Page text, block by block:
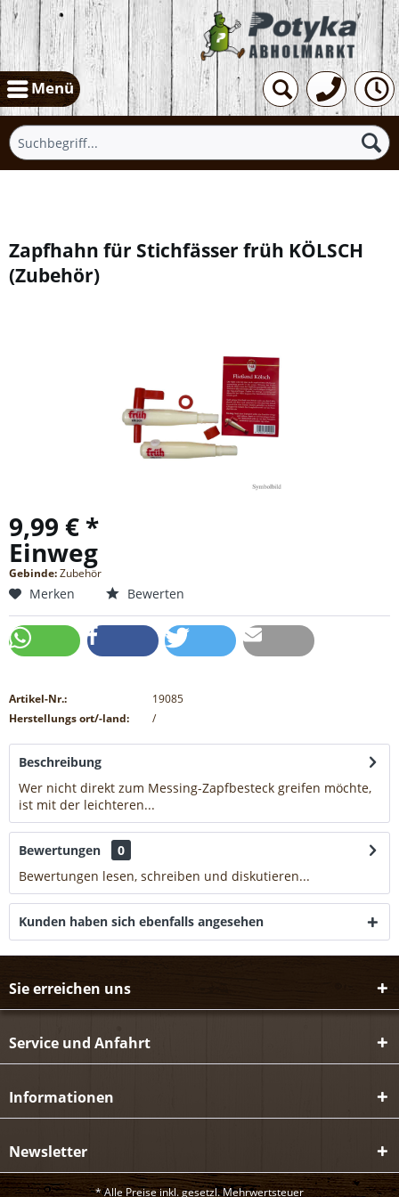
Menü
Zapfhahn für Stichfässer früh KÖLSCH
(Zubehör)
9,99 € *
Einweg
Gebinde:Zubehör
Merken Bewerten
Artikel-Nr.:
19085
Herstellungs ort/-land:
/
Beschreibung
Wer nicht direkt zum Messing-Zapfbesteck greifen möchte,
ist mit der leichteren...
Bewertungen
0
Bewertungen lesen, schreiben und diskutieren...
Kunden haben sich ebenfalls angesehen
Sie erreichen uns
Service und Anfahrt
Informationen
Newsletter
* Alle Preise inkl. gesetzl. Mehrwertsteuer